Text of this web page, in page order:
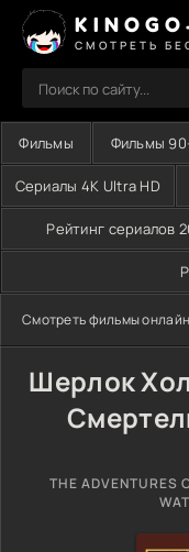
СМОТРЕТЬ
Фильмы Фильмы
Сериалы 4K Ultra HD
Рейтинг сериалов
Смотреть фильмы онлайн
Шерлок
THE ADVENTURES